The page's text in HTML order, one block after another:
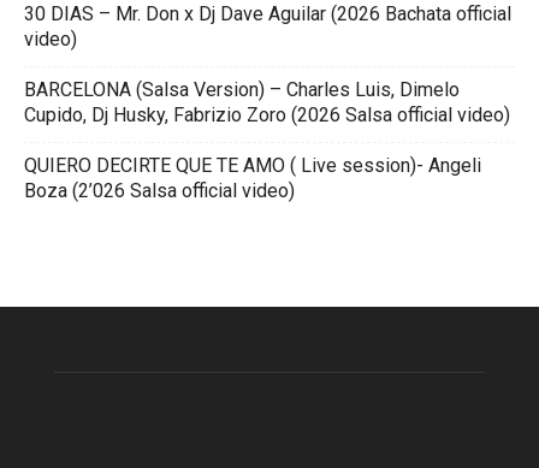
30 DIAS – Mr. Don x Dj Dave Aguilar (2026 Bachata official
video)
BARCELONA (Salsa Version) – Charles Luis, Dimelo
Cupido, Dj Husky, Fabrizio Zoro (2026 Salsa official video)
QUIERO DECIRTE QUE TE AMO ( Live session)- Angeli
Boza (2’026 Salsa official video)